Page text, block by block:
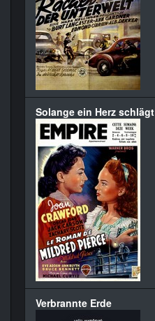
Solange ein Herz schlägt
Verbrannte Erde